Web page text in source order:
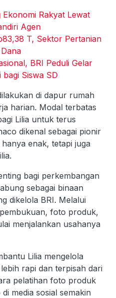
Rakyat Lewat
Agen
T, Sektor Pertanian
BRI Peduli Gelar
bagi Siswa SD
di dapur rumah
harian. Modal terbatas
Lilia untuk terus
dikenal sebagai pionir
enak, tetapi juga
bagi perkembangan
sebagai binaan
dikelola BRI. Melalui
foto produk,
menjalankan usahanya
Lilia mengelola
rapi dan terpisah dari
pelatihan foto produk
media sosial semakin